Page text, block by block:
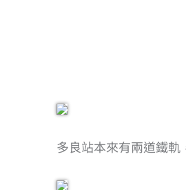
多良站本來有兩道鐵